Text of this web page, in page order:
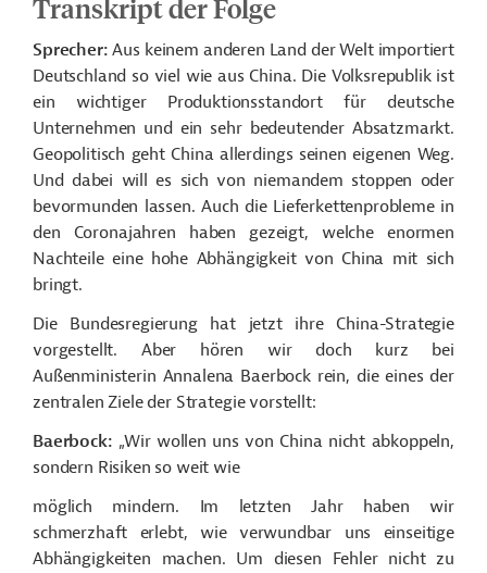
Transkript der Folge
Sprecher: Aus keinem anderen Land der Welt importiert
Deutschland so viel wie aus China. Die Volksrepublik ist
ein wichtiger Produktionsstandort für deutsche
Unternehmen und ein sehr bedeutender Absatzmarkt.
Geopolitisch geht China allerdings seinen eigenen Weg.
Und dabei will es sich von niemandem stoppen oder
bevormunden lassen. Auch die Lieferkettenprobleme in
den Coronajahren haben gezeigt, welche enormen
Nachteile eine hohe Abhängigkeit von China mit sich
bringt.
Die Bundesregierung hat jetzt ihre China-Strategie
vorgestellt. Aber hören wir doch kurz bei
Außenministerin Annalena Baerbock rein, die eines der
zentralen Ziele der Strategie vorstellt:
Baerbock: „Wir wollen uns von China nicht abkoppeln,
sondern Risiken so weit wie
möglich mindern. Im letzten Jahr haben wir
schmerzhaft erlebt, wie verwundbar uns einseitige
Abhängigkeiten machen. Um diesen Fehler nicht zu